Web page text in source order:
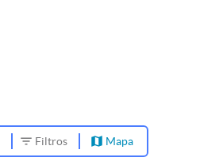
Filtros Mapa